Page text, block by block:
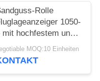
Rolle
1050-
mit hochfestem und
Härte
MOQ:10 Einheiten